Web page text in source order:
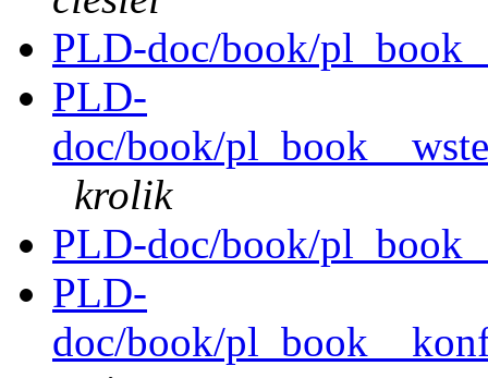
PLD-doc/book/
PLD-
doc/book/
krolik
PLD-doc/book/
PLD-
doc/book/